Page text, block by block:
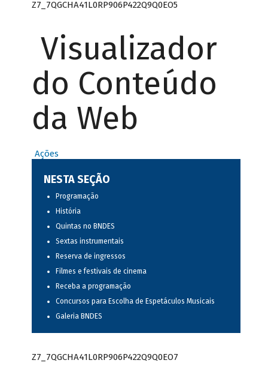
Z7_7QGCHA41L0RP906P422Q9Q0EO5
Visualizador
do Conteúdo
da Web
Ações
NESTA SEÇÃO
Programação
História
Quintas no BNDES
Sextas instrumentais
Reserva de ingressos
Filmes e festivais de cinema
Receba a programação
Concursos para Escolha de Espetáculos Musicais
Galeria BNDES
Z7_7QGCHA41L0RP906P422Q9Q0EO7